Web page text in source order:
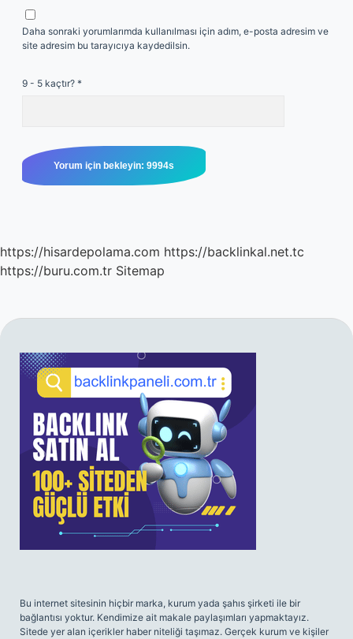
Daha sonraki yorumlarımda kullanılması için adım, e-posta adresim ve
site adresim bu tarayıcıya kaydedilsin.
9 - 5 kaçtır? *
https://hisardepolama.com https://backlinkal.net.tc
https://buru.com.tr Sitemap
SIDEBAR
Bu internet sitesinin hiçbir marka, kurum yada şahıs şirketi ile bir
bağlantısı yoktur. Kendimize ait makale paylaşımları yapmaktayız.
Sitede yer alan içerikler haber niteliği taşımaz. Gerçek kurum ve kişiler